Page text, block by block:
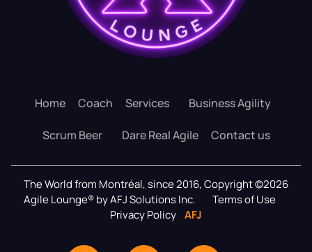
Home Coach Services Business Agility
Scrum Beer Dare Real Agile Contact us
The World from Montréal, since 2016, Copyright ©2026
Agile Lounge® by AFJ Solutions Inc.
Terms of Use
Privacy Policy AFJ